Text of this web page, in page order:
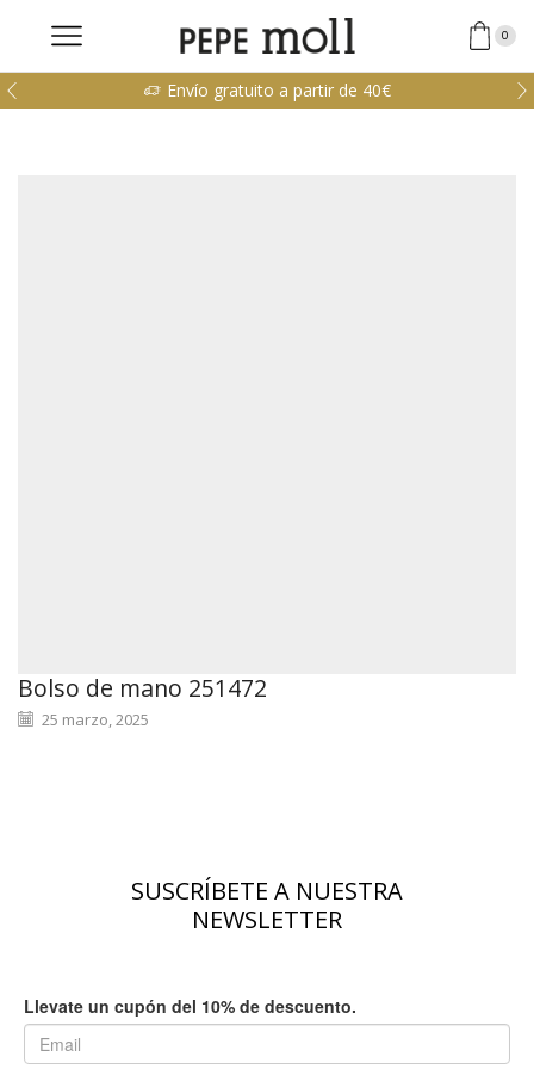
0
Envío gratuito a partir de 40€
Bolso de mano 251472
25 marzo, 2025
SUSCRÍBETE A NUESTRA
NEWSLETTER